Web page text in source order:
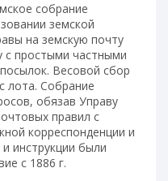
собрание
земской
на земскую почту
с простыми частными
Весовой сбор
лота. Собрание
обязав Управу
правил с
корреспонденции и
инструкции были
с 1886 г.